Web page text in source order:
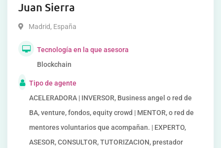
Juan Sierra
Madrid, España
Tecnología en la que asesora
Blockchain
Tipo de agente
ACELERADORA | INVERSOR, Business angel o red de
BA, venture, fondos, equity crowd | MENTOR, o red de
mentores voluntarios que acompañan. | EXPERTO,
ASESOR, CONSULTOR, TUTORIZACION, prestador